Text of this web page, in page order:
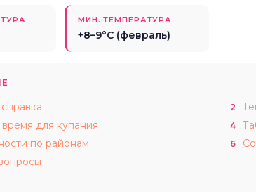
МИН. ТЕМПЕРАТУРА
+8–9°C (февраль)
2
для купания 4
по районам 6